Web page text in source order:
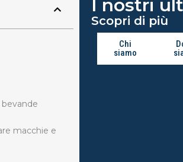
macchie e
I nostri
Scopri di più
Chi
siamo